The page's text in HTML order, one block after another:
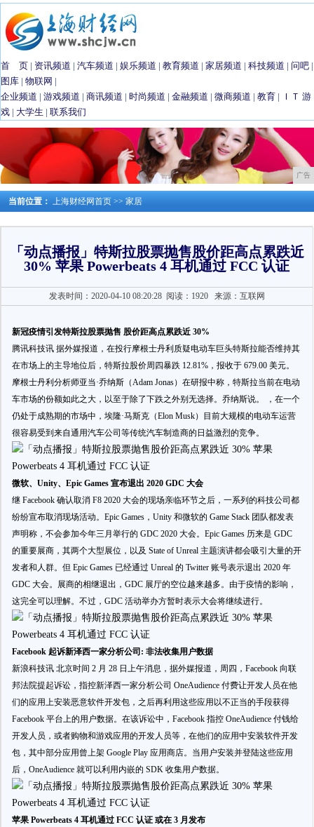
首 页 | 资讯频道 | 汽车频道 | 娱乐频道 | 教育频道 | 家居频道 | 科技频道 | 问吧 |
图库 | 物联网 |
企业频道 | 游戏频道 | 商讯频道 | 时尚频道 | 金融频道 | 微商频道 | 教育 | ＩＴ 游
戏 | 大学生 | 联系我们
广告
当前位置： 上海财经网首页 >> 家居
「动点播报」特斯拉股票抛售股价距高点累跌近
30% 苹果 Powerbeats 4 耳机通过 FCC 认证
发表时间：2020-04-10 08:20:28 阅读：1920来源：互联网
新冠疫情引发特斯拉股票抛售 股价距高点累跌近 30%
腾讯科技讯 据外媒报道，在投行摩根士丹利质疑电动车巨头特斯拉能否维持其
在市场上的主导地位后，特斯拉股价周四暴跌 12.81%，报收于 679.00 美元。
摩根士丹利分析师亚当·乔纳斯（Adam Jonas）在研报中称，特斯拉当前在电动
车市场的份额如此之大，以至于除了下跌之外别无选择。乔纳斯说。 ，在一个
仍处于成熟期的市场中，埃隆·马斯克（Elon Musk）目前大规模的电动车运营
很容易受到来自通用汽车公司等传统汽车制造商的日益激烈的竞争。
微软、Unity、Epic Games 宣布退出 2020 GDC 大会
继 Facebook 确认取消 F8 2020 大会的现场亲临环节之后，一系列的科技公司都
纷纷宣布取消现场活动。Epic Games，Unity 和微软的 Game Stack 团队都发表
声明称，不会参加今年三月举行的 GDC 2020 大会。Epic Games 历来是 GDC
的重要展商，其两个大型展位，以及 State of Unreal 主题演讲都会吸引大量的开
发者和人群。但 Epic Games 已经通过 Unreal 的 Twitter 账号表示退出 2020 年
GDC 大会。展商的相继退出，GDC 展厅的空位越来越多。由于疫情的影响，
这完全可以理解。不过，GDC 活动举办方暂时表示大会将继续进行。
Facebook 起诉新泽西一家分析公司: 非法收集用户数据
新浪科技讯 北京时间 2 月 28 日上午消息，据外媒报道，周四，Facebook 向联
邦法院提起诉讼，指控新泽西一家分析公司 OneAudience 付费让开发人员在他
们的应用上安装恶意软件开发包，之后再利用这些应用以不正当的手段获得
Facebook 平台上的用户数据。在该诉讼中，Facebook 指控 OneAudience 付钱给
开发人员，或者购物和游戏应用的开发人员等，在他们的应用中安装软件开发
包，其中部分应用曾上架 Google Play 应用商店。当用户安装并登陆这些应用
后，OneAudience 就可以利用内嵌的 SDK 收集用户数据。
苹果 Powerbeats 4 耳机通过 FCC 认证 或在 3 月发布